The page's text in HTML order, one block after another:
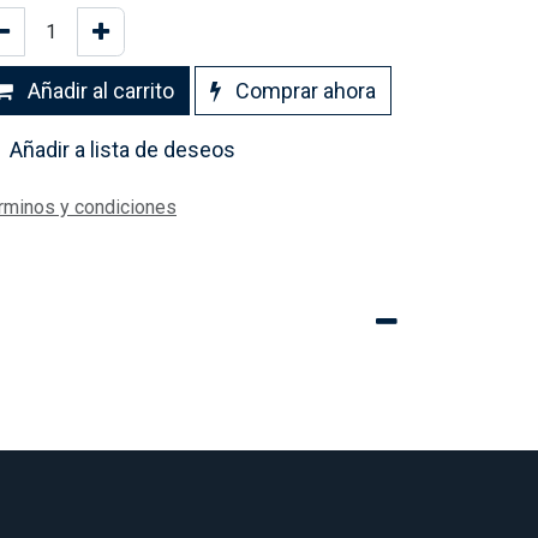
Añadir al carrito Comprar ahora
Añadir a lista de deseos
y condiciones